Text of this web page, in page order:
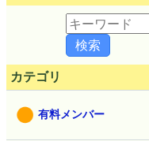
カテゴリ
有料メンバー